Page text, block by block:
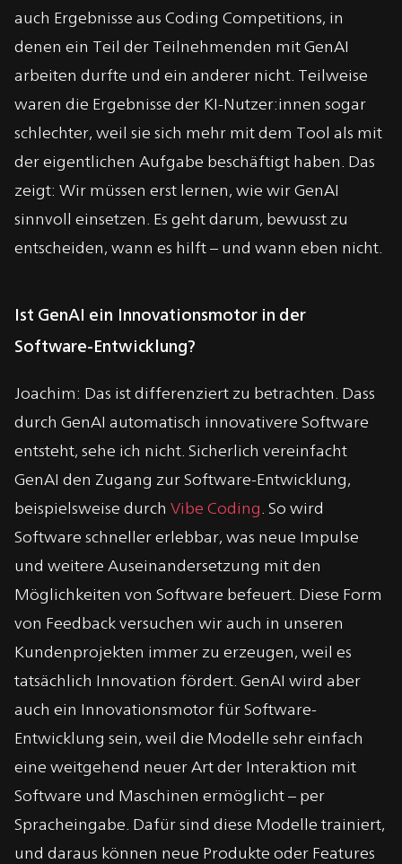
auch Ergebnisse aus Coding Competitions, in
denen ein Teil der Teilnehmenden mit GenAI
arbeiten durfte und ein anderer nicht. Teilweise
waren die Ergebnisse der KI-Nutzer:innen sogar
schlechter, weil sie sich mehr mit dem Tool als mit
der eigentlichen Aufgabe beschäftigt haben. Das
zeigt: Wir müssen erst lernen, wie wir GenAI
sinnvoll einsetzen. Es geht darum, bewusst zu
entscheiden, wann es hilft – und wann eben nicht.
Ist GenAI ein Innovationsmotor in der
Software-Entwicklung?
Joachim: Das ist differenziert zu betrachten. Dass
durch GenAI automatisch innovativere Software
entsteht, sehe ich nicht. Sicherlich vereinfacht
GenAI den Zugang zur Software-Entwicklung,
beispielsweise durch Vibe Coding. So wird
Software schneller erlebbar, was neue Impulse
und weitere Auseinandersetzung mit den
Möglichkeiten von Software befeuert. Diese Form
von Feedback versuchen wir auch in unseren
Kundenprojekten immer zu erzeugen, weil es
tatsächlich Innovation fördert. GenAI wird aber
auch ein Innovationsmotor für Software-
Entwicklung sein, weil die Modelle sehr einfach
eine weitgehend neuer Art der Interaktion mit
Software und Maschinen ermöglicht – per
Spracheingabe. Dafür sind diese Modelle trainiert,
und daraus können neue Produkte oder Features